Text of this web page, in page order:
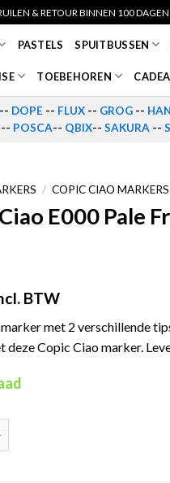
& RETOUR BINNEN 100 DAGEN
PASTELS SPUITBUSSEN
TOEBEHOREN
-- DOPE -- FLUX -- GROG --
-- POSCA-- QBIX-- SAKURA --
/ COPIC CIAO MARKERS
E000 Pale
BTW
met 2 verschillende
deze Copic Ciao marker.